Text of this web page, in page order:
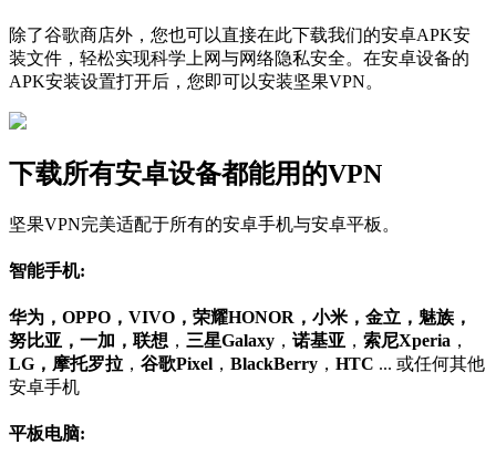
除了谷歌商店外，您也可以直接在此下载我们的安卓APK安
装文件，轻松实现科学上网与网络隐私安全。在安卓设备的
APK安装设置打开后，您即可以安装坚果VPN。
下载所有安卓设备都能用的VPN
坚果VPN完美适配于所有的安卓手机与安卓平板。
智能手机:
华为，OPPO，VIVO，荣耀HONOR，小米，金立，魅族，
努比亚，一加，联想 ， 三星Galaxy ， 诺基亚 ， 索尼Xperia ，
LG，摩托罗拉 ， 谷歌Pixel ， BlackBerry ， HTC ... 或任何其他
安卓手机
平板电脑: